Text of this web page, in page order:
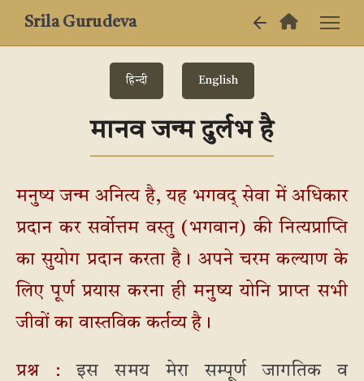
Srila Gurudeva
हिन्दी English
मानव जन्म दुर्लभ है
मनुष्य जन्म अनित्य है, यह भगवद् सेवा में अधिकार
प्रदान कर सर्वोत्तम वस्तु (भगवान) की नित्यप्राप्ति
का सुयोग प्रदान करता है। अपने चरम कल्याण के
लिए पूर्ण प्रयास करना ही मनुष्य योनि प्राप्त सभी
जीवों का वास्तविक कर्तव्य है।
प्रश्न : इस समय मेरा सम्पूर्ण जागतिक व